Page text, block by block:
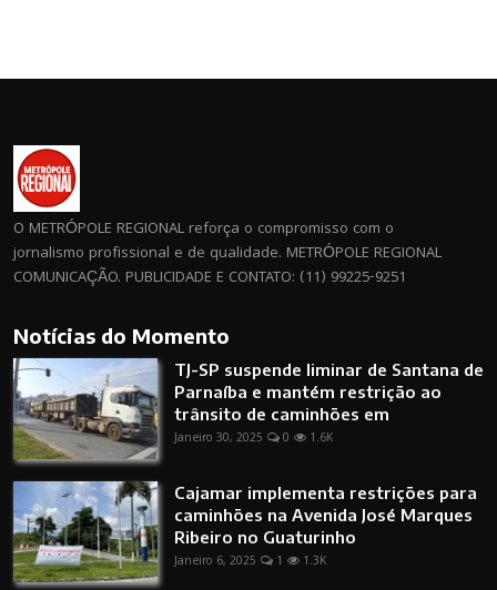
O METRÓPOLE REGIONAL reforça o compromisso com o
jornalismo profissional e de qualidade. METRÓPOLE REGIONAL
COMUNICAÇÃO. PUBLICIDADE E CONTATO: (11) 99225-9251
Notícias do Momento
TJ-SP suspende liminar de Santana de
Parnaíba e mantém restrição ao
trânsito de caminhões em
Janeiro 30, 2025
0 1.6K
Cajamar implementa restrições para
caminhões na Avenida José Marques
Ribeiro no Guaturinho
Janeiro 6, 2025
1 1.3K